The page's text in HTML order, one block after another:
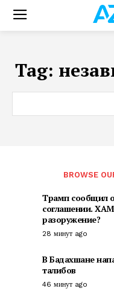
Tag:
BROWSE
Трамп сообщил
соглашении.
разоружение?
28 минут ago
В Бадахшане
талибов
46 минут ago